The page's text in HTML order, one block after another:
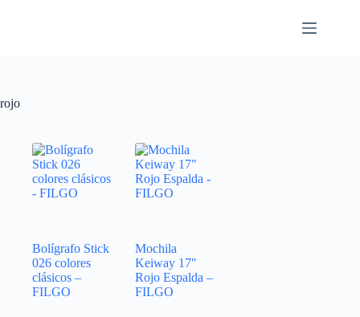
rojo
Bolígrafo Stick
026 colores
clásicos –
FILGO
Mochila
Keiway 17″
Rojo Espalda –
FILGO